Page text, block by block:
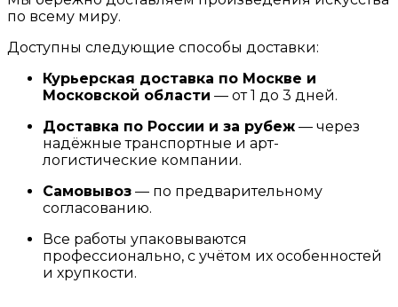
по всему миру.
Доступны следующие способы доставки:
Курьерская доставка по Москве и
Московской области — от 1 до 3 дней.
Доставка по России и за рубеж — через
надёжные транспортные и арт-
логистические компании.
Самовывоз — по предварительному
согласованию.
Все работы упаковываются
профессионально, с учётом их особенностей
и хрупкости.